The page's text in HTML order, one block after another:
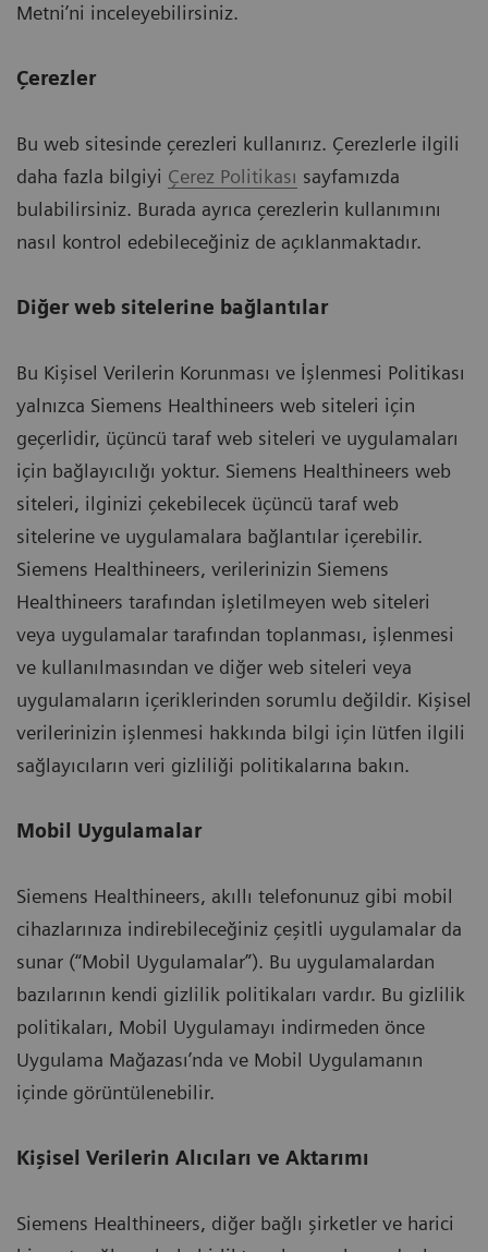
Metni’ni inceleyebilirsiniz.
Çerezler
Bu web sitesinde çerezleri kullanırız. Çerezlerle ilgili
daha fazla bilgiyi Çerez Politikası sayfamızda
bulabilirsiniz. Burada ayrıca çerezlerin kullanımını
nasıl kontrol edebileceğiniz de açıklanmaktadır.
Diğer web sitelerine bağlantılar
Bu Kişisel Verilerin Korunması ve İşlenmesi Politikası
yalnızca Siemens Healthineers web siteleri için
geçerlidir, üçüncü taraf web siteleri ve uygulamaları
için bağlayıcılığı yoktur. Siemens Healthineers web
siteleri, ilginizi çekebilecek üçüncü taraf web
sitelerine ve uygulamalara bağlantılar içerebilir.
Siemens Healthineers, verilerinizin Siemens
Healthineers tarafından işletilmeyen web siteleri
veya uygulamalar tarafından toplanması, işlenmesi
ve kullanılmasından ve diğer web siteleri veya
uygulamaların içeriklerinden sorumlu değildir. Kişisel
verilerinizin işlenmesi hakkında bilgi için lütfen ilgili
sağlayıcıların veri gizliliği politikalarına bakın.
Mobil Uygulamalar
Siemens Healthineers, akıllı telefonunuz gibi mobil
cihazlarınıza indirebileceğiniz çeşitli uygulamalar da
sunar (“Mobil Uygulamalar”). Bu uygulamalardan
bazılarının kendi gizlilik politikaları vardır. Bu gizlilik
politikaları, Mobil Uygulamayı indirmeden önce
Uygulama Mağazası’nda ve Mobil Uygulamanın
içinde görüntülenebilir.
Kişisel Verilerin Alıcıları ve Aktarımı
Siemens Healthineers, diğer bağlı şirketler ve harici